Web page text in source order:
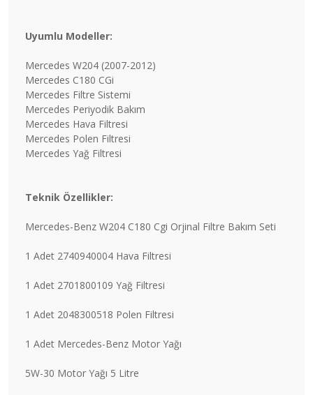
Uyumlu Modeller:
Mercedes W204 (2007-2012)
Mercedes C180 CGi
Mercedes Filtre Sistemi
Mercedes Periyodik Bakım
Mercedes Hava Filtresi
Mercedes Polen Filtresi
Mercedes Yağ Filtresi
Teknik Özellikler:
Mercedes-Benz W204 C180 Cgi Orjinal Filtre Bakım Seti
1 Adet 2740940004 Hava Filtresi
1 Adet 2701800109 Yağ Filtresi
1 Adet 2048300518 Polen Filtresi
1 Adet Mercedes-Benz Motor Yağı
5W-30 Motor Yağı 5 Litre